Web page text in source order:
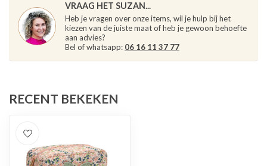
VRAAG HET SUZAN...
Heb je vragen over onze items, wil je hulp bij het
kiezen van de juiste maat of heb je gewoon behoefte
aan advies?
Bel of whatsapp: 06 16 11 37 77
RECENT BEKEKEN